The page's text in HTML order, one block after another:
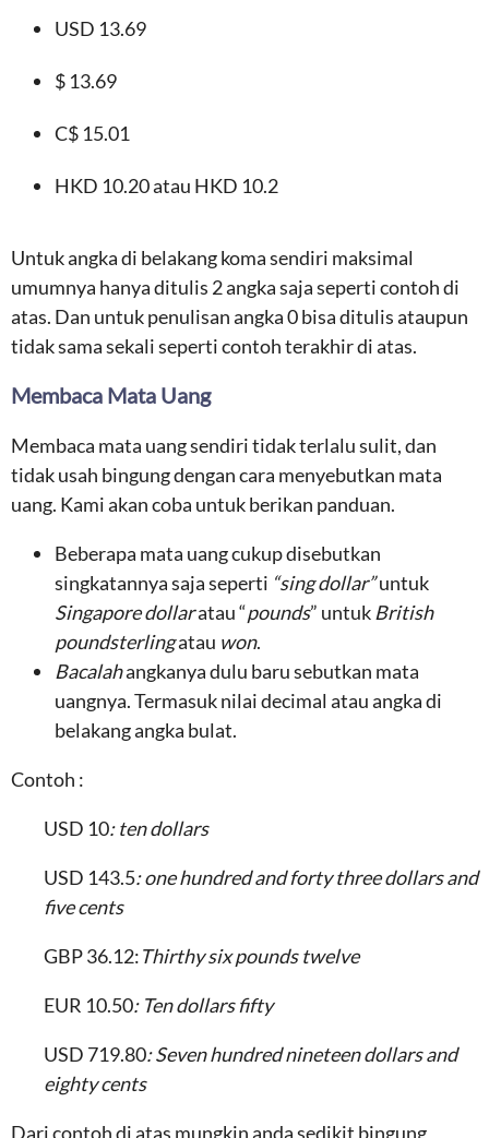
USD 13.69
$ 13.69
C$ 15.01
HKD 10.20 atau HKD 10.2
Untuk angka di belakang koma sendiri maksimal
umumnya hanya ditulis 2 angka saja seperti contoh di
atas. Dan untuk penulisan angka 0 bisa ditulis ataupun
tidak sama sekali seperti contoh terakhir di atas.
Membaca Mata Uang
Membaca mata uang sendiri tidak terlalu sulit, dan
tidak usah bingung dengan cara menyebutkan mata
uang. Kami akan coba untuk berikan panduan.
Beberapa mata uang cukup disebutkan
singkatannya saja seperti “sing dollar”untuk
Singapore dollaratau “pounds” untuk British
poundsterlingatau won.
Bacalahangkanya dulu baru sebutkan mata
uangnya. Termasuk nilai decimal atau angka di
belakang angka bulat.
Contoh :
USD 10: ten dollars
USD 143.5: one hundred and forty three dollars and
five cents
GBP 36.12:Thirthy six pounds twelve
EUR 10.50: Ten dollars fifty
USD 719.80: Seven hundred nineteen dollars and
eighty cents
Dari contoh di atas mungkin anda sedikit bingung